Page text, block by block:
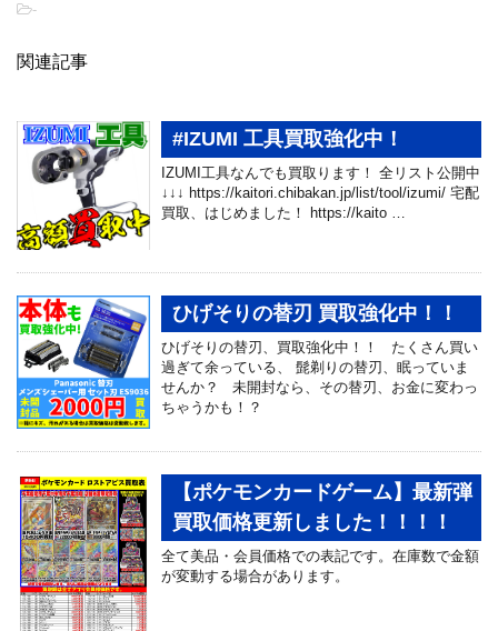
-
関連記事
#IZUMI 工具買取強化中！
IZUMI工具なんでも買取ります！ 全リスト公開中
↓↓↓ https://kaitori.chibakan.jp/list/tool/izumi/ 宅配
買取、はじめました！ https://kaito …
ひげそりの替刃 買取強化中！！
ひげそりの替刃、買取強化中！！ たくさん買い
過ぎて余っている、 髭剃りの替刃、眠っていま
せんか？ 未開封なら、その替刃、お金に変わっ
ちゃうかも！？
【ポケモンカードゲーム】最新弾
買取価格更新しました！！！！
全て美品・会員価格での表記です。在庫数で金額
が変動する場合があります。